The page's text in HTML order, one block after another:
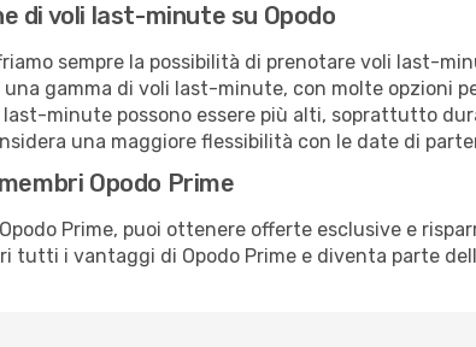
di voli last-minute su Opodo
sempre la possibilità di prenotare voli last-
una gamma di voli last-minute, con molte opzioni
minute possono essere più alti, soprattutto
una maggiore flessibilità con le date di
Opodo Prime
Prime, puoi ottenere offerte esclusive e
tutti i vantaggi di Opodo Prime e diventa parte